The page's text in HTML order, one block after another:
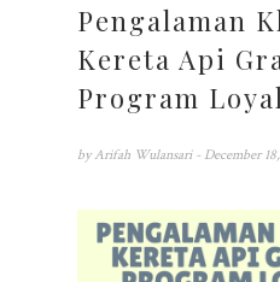
Pengalaman
Kereta Api
Program
by Arifah Wulansari - December